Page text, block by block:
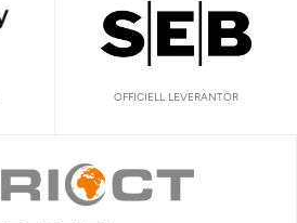
OFFICIELL LEVERANTÖR